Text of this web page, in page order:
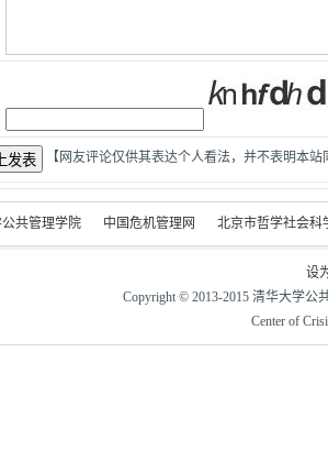
【网友评论仅供其表达个人看法，并不表明本
共管理学院 中国危机管理网 北京市哲学社会科
设
Copyright © 2013-2015 清华大学公
Center of